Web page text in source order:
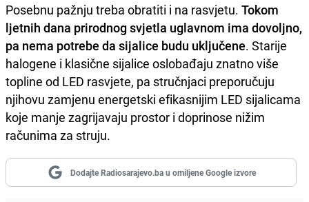
Posebnu pažnju treba obratiti i na rasvjetu. Tokom
ljetnih dana prirodnog svjetla uglavnom ima dovoljno,
pa nema potrebe da sijalice budu uključene. Starije
halogene i klasične sijalice oslobađaju znatno više
topline od LED rasvjete, pa stručnjaci preporučuju
njihovu zamjenu energetski efikasnijim LED sijalicama
koje manje zagrijavaju prostor i doprinose nižim
računima za struju.
Dodajte Radiosarajevo.ba u omiljene Google izvore